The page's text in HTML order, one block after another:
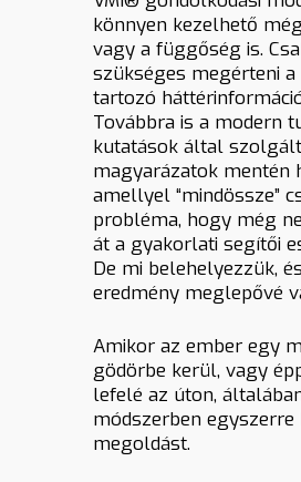
könnyen kezelhető
vagy a függőség is.
szükséges megérteni a
tartozó
Továbbra is a modern
kutatások által szolgált
magyarázatok mentén
amellyel “mindössze”
probléma, hogy még
át a gyakorlati segítői
De mi belehelyezzük,
eredmény meglepővé
Amikor az ember egy
gödörbe kerül, vagy
lefelé az úton,
módszerben egyszerre
megoldást.